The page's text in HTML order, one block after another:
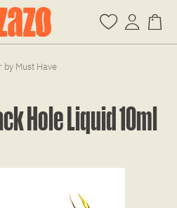
by Must Have
Hole Liquid 10ml